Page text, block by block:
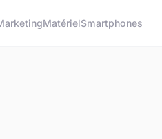
MatérielSmartphones